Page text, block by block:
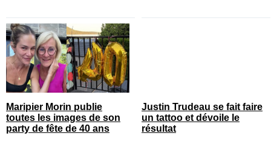
Maripier Morin publie
toutes les images de son
party de fête de 40 ans
Justin Trudeau se fait faire
un tattoo et dévoile le
résultat